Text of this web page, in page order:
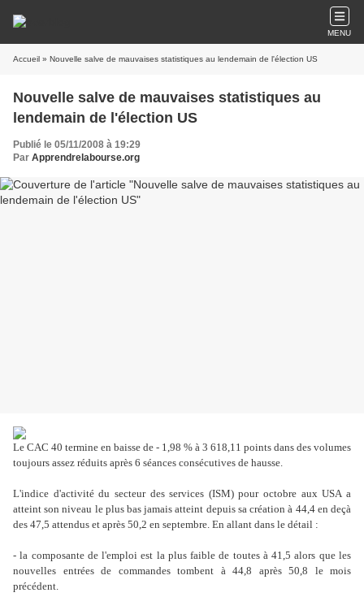
MENU
Accueil » Nouvelle salve de mauvaises statistiques au lendemain de l'élection US
Nouvelle salve de mauvaises statistiques au
lendemain de l'élection US
Publié le 05/11/2008 à 19:29
Par Apprendrelabourse.org
Le CAC 40 termine en baisse de - 1,98 % à 3 618,11 points dans des volumes
toujours assez réduits après 6 séances consécutives de hausse.
L'indice d'activité du secteur des services (ISM) pour octobre aux USA a
atteint son niveau le plus bas jamais atteint depuis sa création à 44,4 en deçà
des 47,5 attendus et après 50,2 en septembre. En allant dans le détail :
- la composante de l'emploi est la plus faible de toutes à 41,5 alors que les
nouvelles entrées de commandes tombent à 44,8 après 50,8 le mois
précédent.